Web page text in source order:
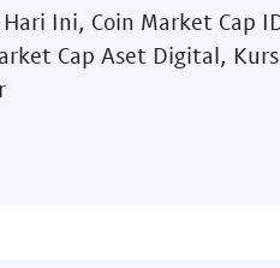
Ini, Coin Market Cap
Cap Aset Digital,